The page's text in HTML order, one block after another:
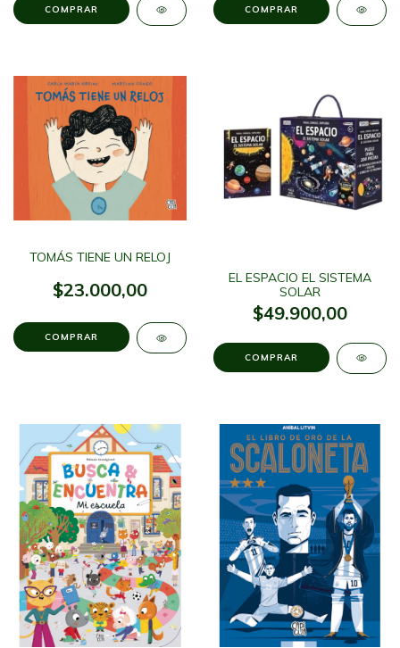
TOMÁS TIENE UN RELOJ
$23.000,00
EL ESPACIO EL SISTEMA
SOLAR
$49.900,00